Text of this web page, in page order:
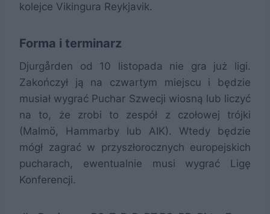
kolejce Vikingura Reykjavik.
Forma i terminarz
Djurgården od 10 listopada nie gra już ligi.
Zakończył ją na czwartym miejscu i będzie
musiał wygrać Puchar Szwecji wiosną lub liczyć
na to, że zrobi to zespół z czołowej trójki
(Malmö, Hammarby lub AIK). Wtedy będzie
mógł zagrać w przyszłorocznych europejskich
pucharach, ewentualnie musi wygrać Ligę
Konferencji.